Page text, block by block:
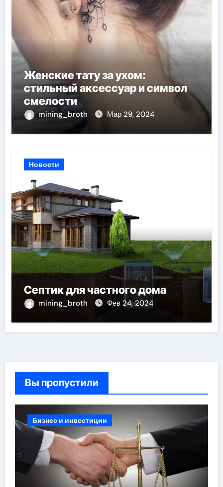
Женские тату за ухом:
стильный аксессуар и символ
смелости
mining_broth Мар 29, 2024
Новости
Септик для частного дома
mining_broth Фев 24, 2024
Вы пропустили
Бизнес и инвестиции